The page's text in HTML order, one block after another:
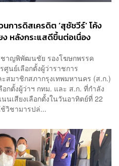
การดิสเครดิต ‘สุชัชวีร์’ โค้ง
หลังกระแสดีขึ้นต่อเนื่อง
าญพิพัฒนชัย รองโฆษกพรรค
นย์เลือกตั้งผู้ว่าราชการ
สมาชิกสภากรุงเทพมหานคร (ส.ก.)
กตั้งผู้ว่าฯ กทม. และ ส.ก. ที่กำลัง
นเสียงเลือกตั้งในวันอาทิตย์ที่ 22
วิชามารปล่...